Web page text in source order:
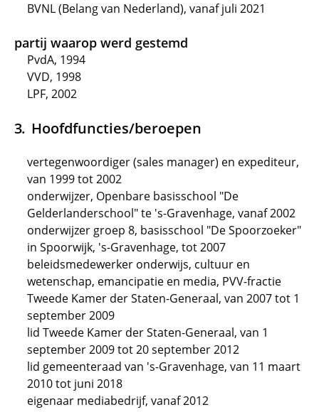
BVNL (Belang van Nederland), vanaf juli 2021
partij waarop werd gestemd
PvdA, 1994
VVD, 1998
LPF, 2002
Hoofdfuncties/beroepen
vertegenwoordiger (sales manager) en expediteur,
van 1999 tot 2002
onderwijzer, Openbare basisschool "De
Gelderlanderschool" te 's-Gravenhage, vanaf 2002
onderwijzer groep 8, basisschool "De Spoorzoeker"
in Spoorwijk, 's-Gravenhage, tot 2007
beleidsmedewerker onderwijs, cultuur en
wetenschap, emancipatie en media, PVV-fractie
Tweede Kamer der Staten-Generaal, van 2007 tot 1
september 2009
lid Tweede Kamer der Staten-Generaal, van 1
september 2009 tot 20 september 2012
lid gemeenteraad van 's-Gravenhage, van 11 maart
2010 tot juni 2018
eigenaar mediabedrijf, vanaf 2012